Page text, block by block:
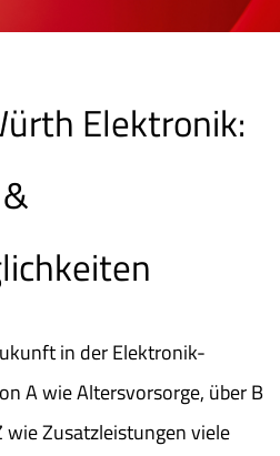
Elektronik:
in der Elektronik-
A wie Altersvorsorge, über B
Zusatzleistungen viele